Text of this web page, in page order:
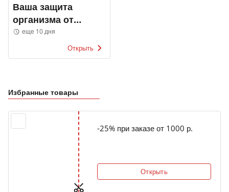
Ваша защита
организма от
стресса!
еще 10 дня
Открыть
Избранные товары
-25% при заказе от 1000 р.
Открыть